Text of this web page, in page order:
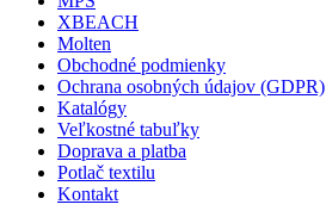
XBEACH
Molten
Obchodné podmienky
Ochrana osobných údajov (GDPR)
Katalógy
Veľkostné tabuľky
Doprava a platba
Potlač textilu
Kontakt